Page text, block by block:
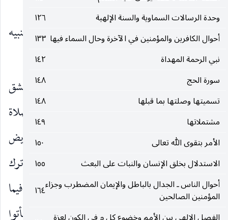
وحدة الرسالات السماوية والسنة الإلهية
١٢٦
أحوال الكافرين والمؤمنين في الآخرة وحال السماء فيها ١٣٣
نبي الرحمة المهداة
١٤٢
سورة الحج
١٤٨
تسميتها وصلتها بما قبلها
١٤٨
مشتملاتها
١٤٩
الأمر بتقوى الله تعالى
١٥٠
الاستدلال بخلق الإنسان والنبات على البعث
١٥٥
أحوال الناس ـ الجدال بالباطل والإيمان المضطرب وجزاء
المؤمنين الصالحين
١٦٤
( هُوَ اجْتَباكُمْ اختاركم لدينه ولنصرته ، وفيه تنبيه
على مقتضي الجهاد والداعي إليه.
(حَرَجٍ
ضيق وعسر ومشقة ، بتكليفكم ما يشق
عليكم ، بأن سهله عند الضرورات ، كقصر الصلاة
الرباعية ، والتيمم ، وأكل الميتة ، والفطر للمريض
والمسافر. وفيه إشارة إلى أنه لا عذر لأحد في ترك
التكليف ، فهو إما عزيمة ، وإما رخصة ، قالصلى‌الله‌عليه‌وسلم
فيما